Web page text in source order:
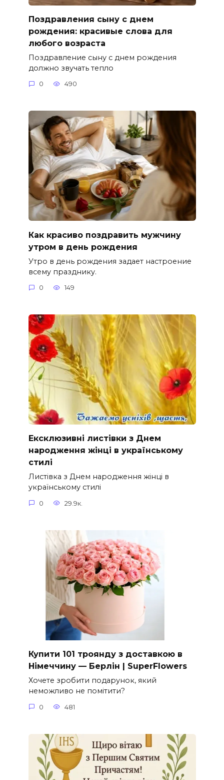
Поздравления сыну с днем
рождения: красивые слова для
любого возраста
Поздравление сыну с днем рождения
должно звучать тепло
0 490
Как красиво поздравить мужчину
утром в день рождения
Утро в день рождения задает настроение
всему празднику.
0 149
Ексклюзивні листівки з Днем
народження жінці в українському
стилі
Листівка з Днем народження жінці в
українському стилі
0 29.9к.
Купити 101 троянду з доставкою в
Німеччину — Берлін | SuperFlowers
Хочете зробити подарунок, який
неможливо не помітити?
0 481